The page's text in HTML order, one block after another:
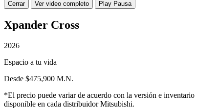
Cerrar
Ver video completo Play Pausa
Xpander Cross
2026
Espacio a tu vida
Desde $475,900 M.N.
*El precio puede variar de acuerdo con la versión e inventario
disponible en cada distribuidor Mitsubishi.